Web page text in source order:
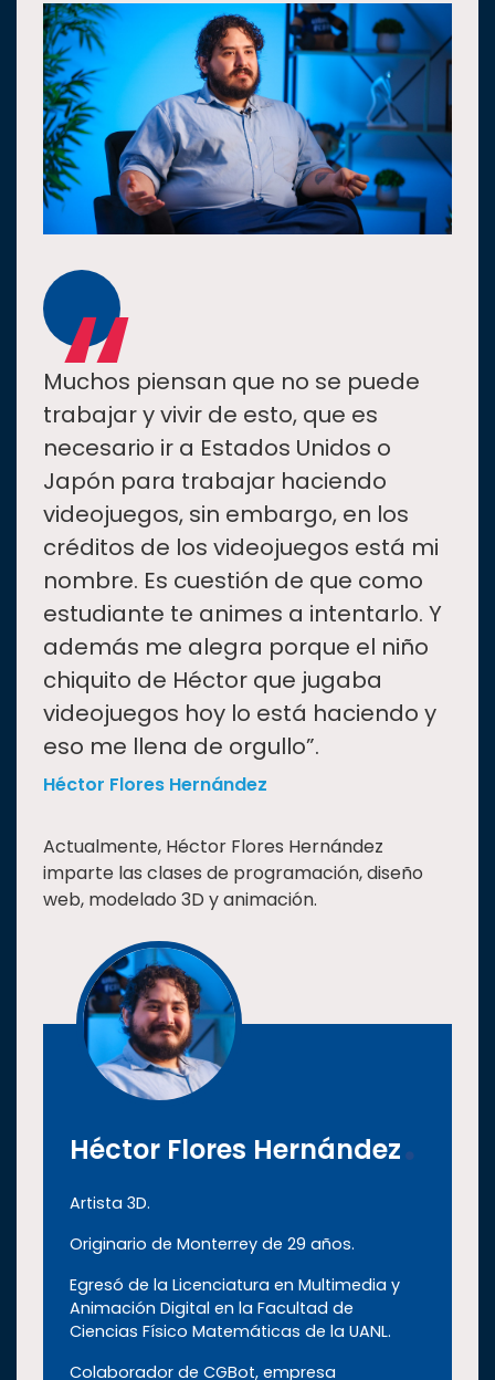
“
Muchos piensan que no se puede
trabajar y vivir de esto, que es
necesario ir a Estados Unidos o
Japón para trabajar haciendo
videojuegos, sin embargo, en los
créditos de los videojuegos está mi
nombre. Es cuestión de que como
estudiante te animes a intentarlo. Y
además me alegra porque el niño
chiquito de Héctor que jugaba
videojuegos hoy lo está haciendo y
eso me llena de orgullo”.
Héctor Flores Hernández
Actualmente, Héctor Flores Hernández
imparte las clases de programación, diseño
web, modelado 3D y animación.
Héctor Flores Hernández
Artista 3D.
Originario de Monterrey de 29 años.
Egresó de la Licenciatura en Multimedia y
Animación Digital en la Facultad de
Ciencias Físico Matemáticas de la UANL.
Colaborador de CGBot, empresa